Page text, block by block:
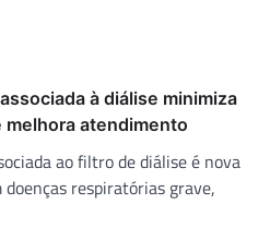
à diálise minimiza
atendimento
ao filtro de diálise é nova
respiratórias grave,